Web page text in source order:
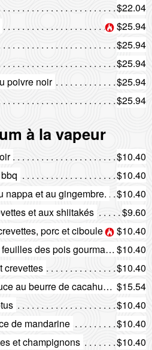
$22.04
$25.94
$25.94
$25.94
poivre noir
$25.94
$25.94
à la vapeur
$10.40
$10.40
nappa et au gingembre.
$10.40
et aux shiitakés
$9.60
Ravioles aux arachides, crevettes, porc et ciboule de chine$10.40
Ravioles aux crevettes et feuilles des pois gourmands$10.40
crevettes
$10.40
Ravioles d'hunan à la sauce au beurre de cacahuète et aux crevettes $15.54
$10.40
de mandarine
$10.40
et champignons
$10.40